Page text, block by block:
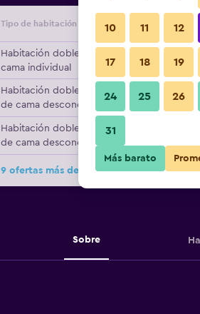
Tipo de habitación Proveedor
Habitación doble, 1
cama individual
Habitación doble, tipo
de cama desconocido
Habitación doble, tipo
de cama desconocido
9 ofertas más de Comfotel Blu
Sobre
10 11 12
17 18 19
24 25 26
31
Más barato